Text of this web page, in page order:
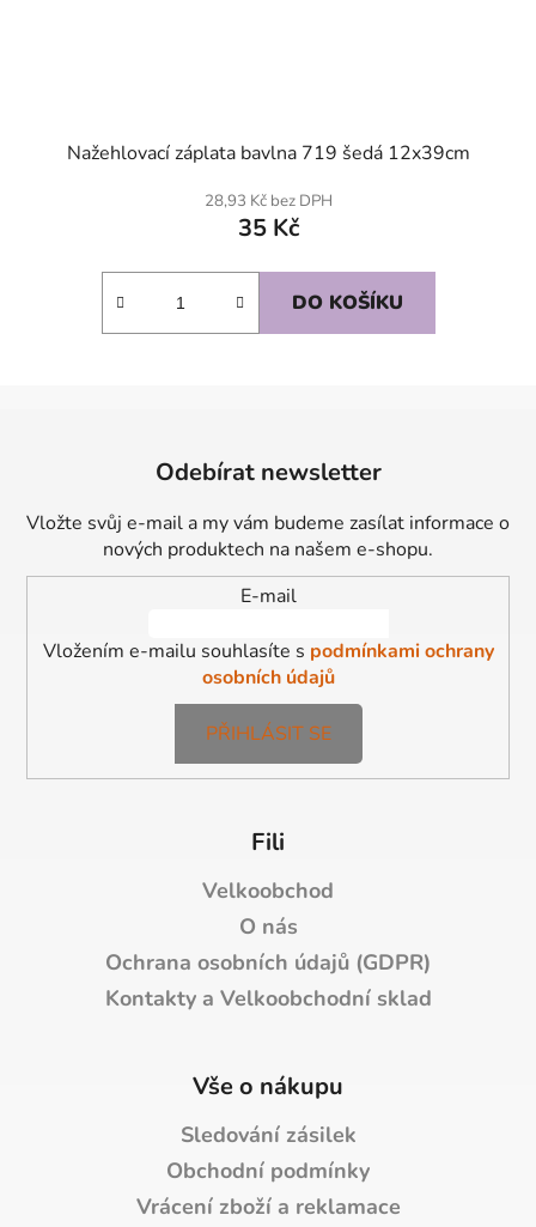
Nažehlovací záplata bavlna 719 šedá 12x39cm
28,93 Kč bez DPH
35 Kč
DO KOŠÍKU
Odebírat newsletter
Vložte svůj e-mail a my vám budeme zasílat informace o
nových produktech na našem e-shopu.
E-mail
Vložením e-mailu souhlasíte s podmínkami ochrany
osobních údajů
PŘIHLÁSIT SE
Fili
Velkoobchod
O nás
Ochrana osobních údajů (GDPR)
Kontakty a Velkoobchodní sklad
Vše o nákupu
Sledování zásilek
Obchodní podmínky
Vrácení zboží a reklamace